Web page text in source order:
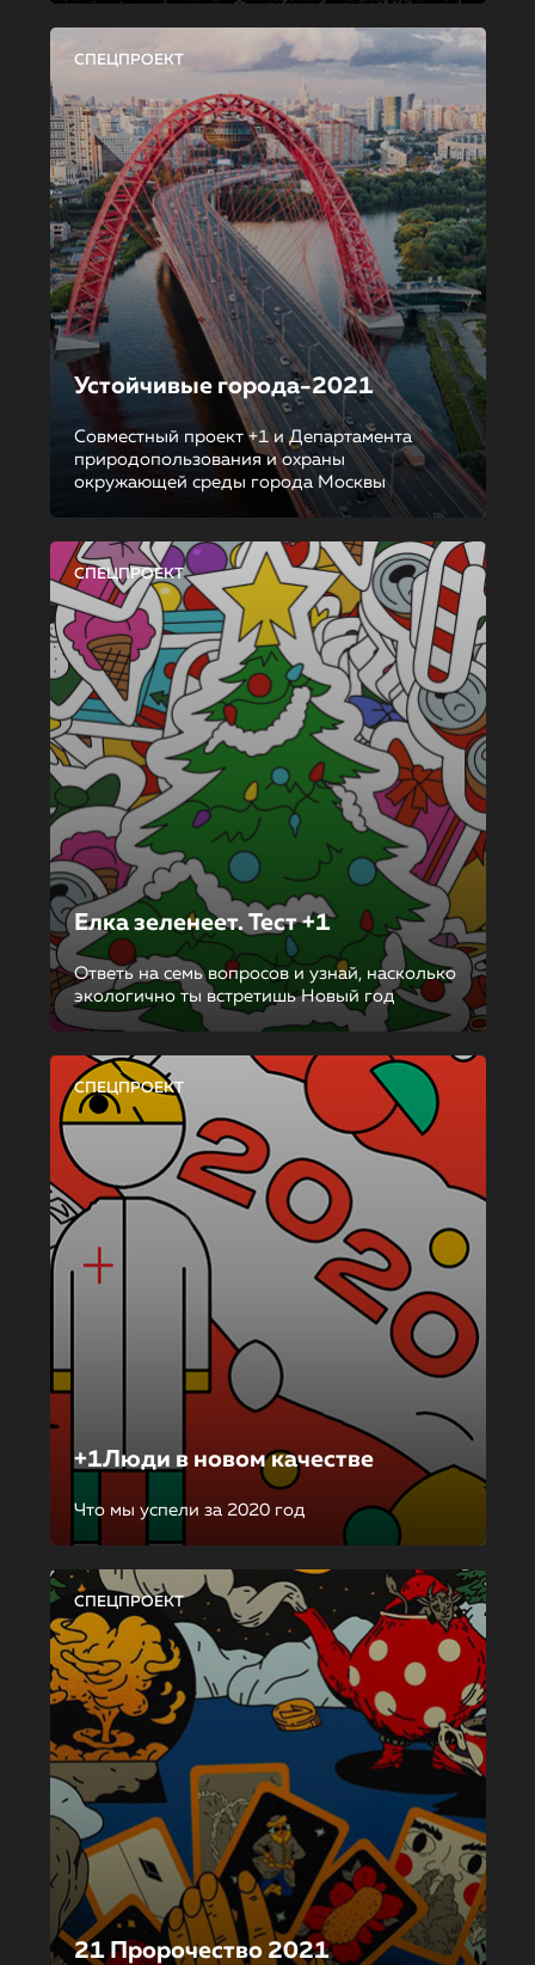
СПЕЦПРОЕКТ
Устойчивые города-2021
Совместный проект +1 и Департамента
природопользования и охраны
окружающей среды города Москвы
СПЕЦПРОЕКТ
Елка зеленеет. Тест +1
Ответь на семь вопросов и узнай, насколько
экологично ты встретишь Новый год
СПЕЦПРОЕКТ
+1Люди в новом качестве
Что мы успели за 2020 год
СПЕЦПРОЕКТ
21 Пророчество 2021